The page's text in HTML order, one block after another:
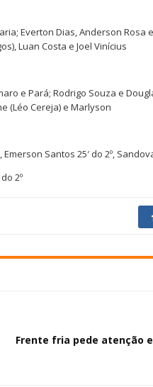
Everton Dias, Anderson Rosa
Luan Costa e Joel Vinícius
e Pará; Rodrigo Souza e
(Léo Cereja) e Marlyson
Santos 25′ do 2º,
2º
Frente fria pede atenção